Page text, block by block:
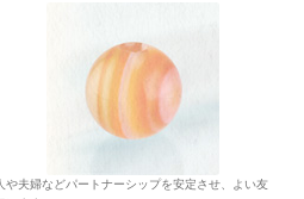
や夫婦などパートナーシップを安定させ、よい友